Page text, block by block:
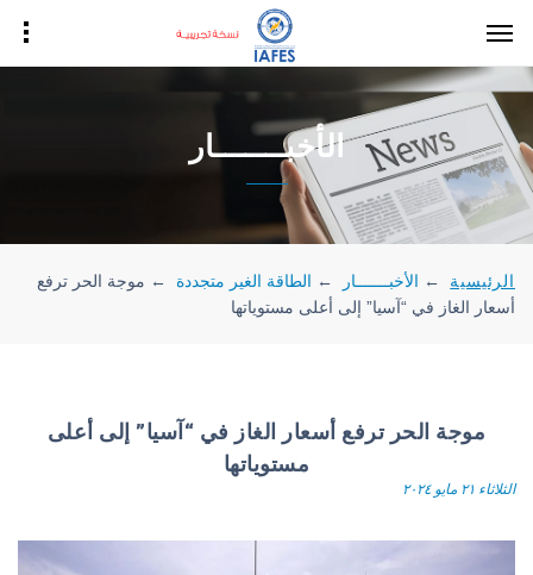
الأخبـــــــار
الرئيسية ← الأخبـــــــار ← الطاقة الغير متجددة ← موجة الحر ترفع
أسعار الغاز في “آسيا” إلى أعلى مستوياتها
موجة الحر ترفع أسعار الغاز في “آسيا” إلى أعلى
مستوياتها
الثلاثاء ٢١ مايو ٢٠٢٤